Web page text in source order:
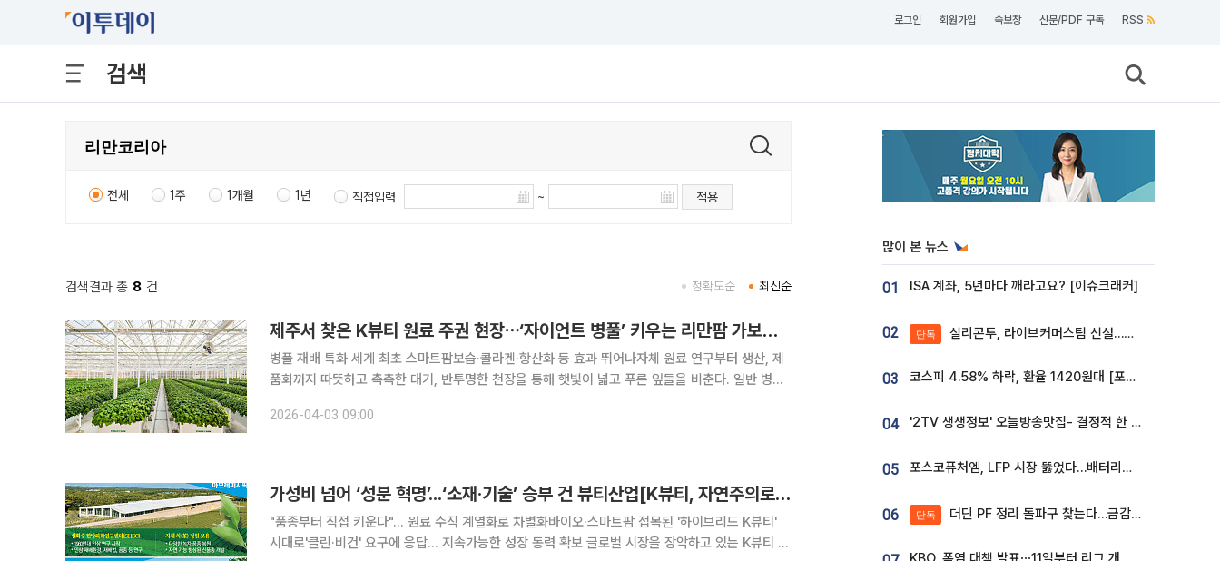
로그인 회원가입 속보창 신문/PDF 구독 RSS
검색
전체 1주 1개월 1년 직접입력 ~ 적용
검색결과 총 8 건 최신순
정확도순
제주서 찾은 K뷰티 원료 주권 현장⋯‘자이언트 병풀’ 키우는 리만팜 가보니[K뷰티, 자연주의로 진화]
병풀 재배 특화 세계 최초 스마트팜보습·콜라겐·항산화 등 효과 뛰어나자체 원료 연구부터 생산, 제
품화까지 따뜻하고 촉촉한 대기, 반투명한 천장을 통해 햇빛이 넓고 푸른 잎들을 비춘다. 일반 병풀
에서 ‘시카’, ‘센텔라’, ‘마데카‘ 등으로 표기되며,
2026-04-03 09:00
가성비 넘어 ‘성분 혁명’...‘소재·기술’ 승부 건 뷰티산업[K뷰티, 자연주의로 진화]
"품종부터 직접 키운다"... 원료 수직 계열화로 차별화바이오·스마트팜 접목된 '하이브리드 K뷰티'
시대로'클린·비건' 요구에 응답... 지속가능한 성장 동력 확보 글로벌 시장을 장악하고 있는 K뷰티 산
많이 본 뉴스
01 ISA 계좌, 5년마다 깨라고요? [이슈크래커]
02 단독 실리콘투, 라이브커머스팀 신설…K뷰티 ‘글로벌 판매망’ 확대[K뷰티 라방戰]
03 코스피 4.58% 하락, 환율 1420원대 [포토]
04 '2TV 생생정보' 오늘방송맛집- 결정적 한 수, 3종 메밀면! 메밀 소바 맛집 '의○○○○'
05 포스코퓨처엠, LFP 시장 뚫었다…배터리사와 대규모 장기 공급 합의
06 단독 더딘 PF 정리 돌파구 찾는다…금감원, 1년 반 만에 매각설명회 재개